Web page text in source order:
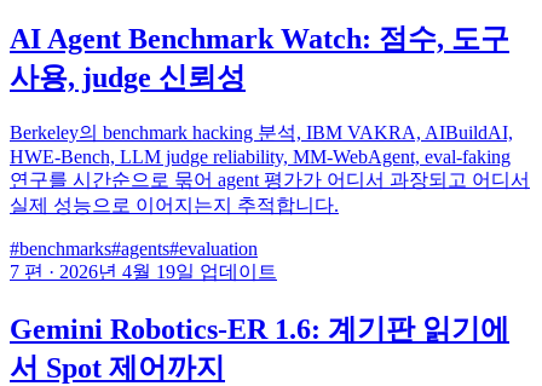
AI Agent Benchmark Watch: 점수, 도구
사용, judge 신뢰성
Berkeley의 benchmark hacking 분석, IBM VAKRA, AIBuildAI,
HWE-Bench, LLM judge reliability, MM-WebAgent, eval-faking
연구를 시간순으로 묶어 agent 평가가 어디서 과장되고 어디서
실제 성능으로 이어지는지 추적합니다.
#benchmarks#agents#evaluation
7 편 · 2026년 4월 19일 업데이트
Gemini Robotics-ER 1.6: 계기판 읽기에
서 Spot 제어까지